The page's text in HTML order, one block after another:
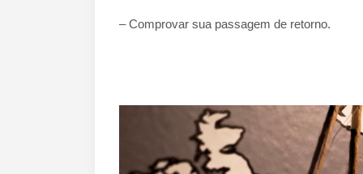
– Comprovar sua passagem de retorno.